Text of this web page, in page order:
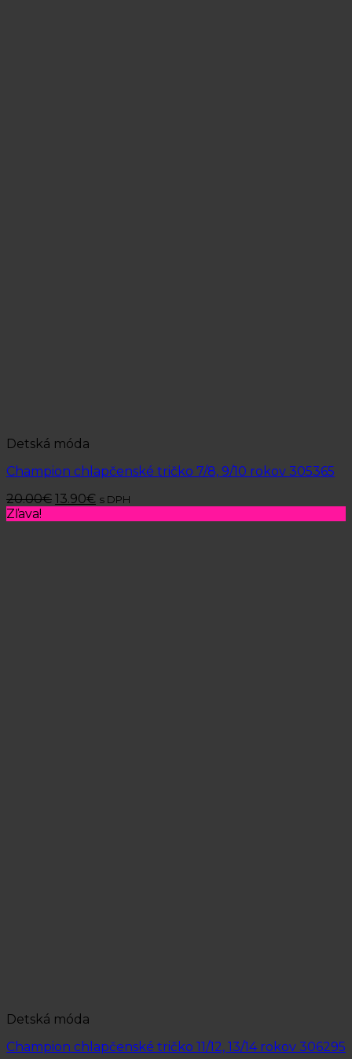
Detská móda
Champion chlapčenské tričko 7/8, 9/10 rokov 305365
20.00€ 13.90€ s DPH
Zľava!
Detská móda
Champion chlapčenské tričko 11/12, 13/14 rokov 306295